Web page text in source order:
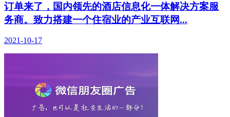
订单来了，国内领先的酒店信息化一体解决方案服
务商。致力搭建一个住宿业的产业互联网...
2021-10-17